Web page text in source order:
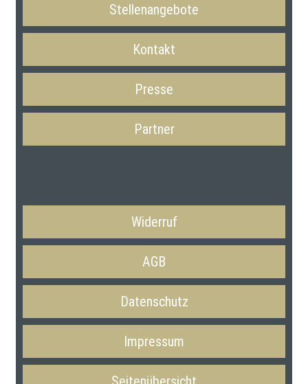
Stellenangebote
Kontakt
Presse
Partner
Widerruf
AGB
Datenschutz
Impressum